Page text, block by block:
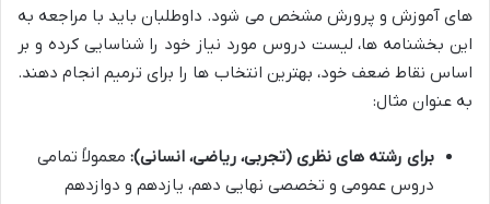
های آموزش و پرورش مشخص می شود. داوطلبان باید با مراجعه به
این بخشنامه ها، لیست دروس مورد نیاز خود را شناسایی کرده و بر
اساس نقاط ضعف خود، بهترین انتخاب ها را برای ترمیم انجام دهند.
به عنوان مثال:
برای رشته های نظری (تجربی، ریاضی، انسانی): معمولاً تمامی
دروس عمومی و تخصصی نهایی دهم، یازدهم و دوازدهم